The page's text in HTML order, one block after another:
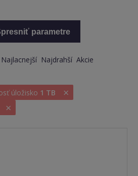
parametre
Najlacnejší Najdrahší Akcie
úložisko 1 TB ×
×